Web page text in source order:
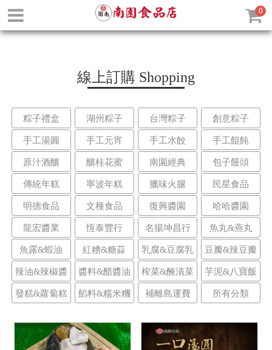
0
線上訂購 Shopping
粽子禮盒 湖州粽子 台灣粽子
創意粽子
手工湯圓
手工元宵 手工水餃
手工餛飩
原汁酒釀
釀桂花蜜 南園經典
包子饅頭
傳統年糕
寧波年糕 臘味火腿
民星食品
明德食品
文種食品 復興醬園
哈哈醬園
龍宏醬業
恆泰豐行 名揚坤昌行
魚丸&燕丸
魚露&蝦油
紅糟&糖蒜 乳腐&豆腐乳
豆瓣&辣豆瓣
辣油&辣椒醬
醬料&醋醬油 榨菜&醃漬菜
芋泥&八寶飯
發糕&蘿蔔糕
餡料&糯米糰 補離島運費 所有分類